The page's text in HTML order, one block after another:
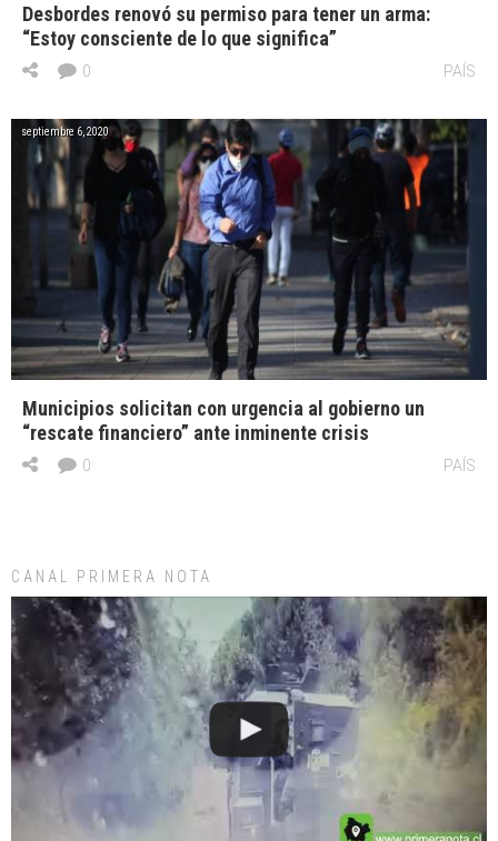
Desbordes renovó su permiso para tener un arma:
“Estoy consciente de lo que significa”
PAÍS
0
septiembre 6, 2020
Municipios solicitan con urgencia al gobierno un
“rescate financiero” ante inminente crisis
PAÍS
0
CANAL PRIMERA NOTA